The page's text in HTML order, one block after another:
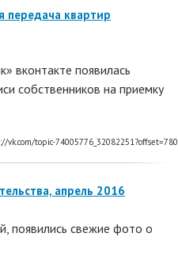
передача квартир
вконтакте появилась
собственников на приемку
vk.com/topic-74005776_32082251?offset=780
апрель 2016
появились свежие фото о